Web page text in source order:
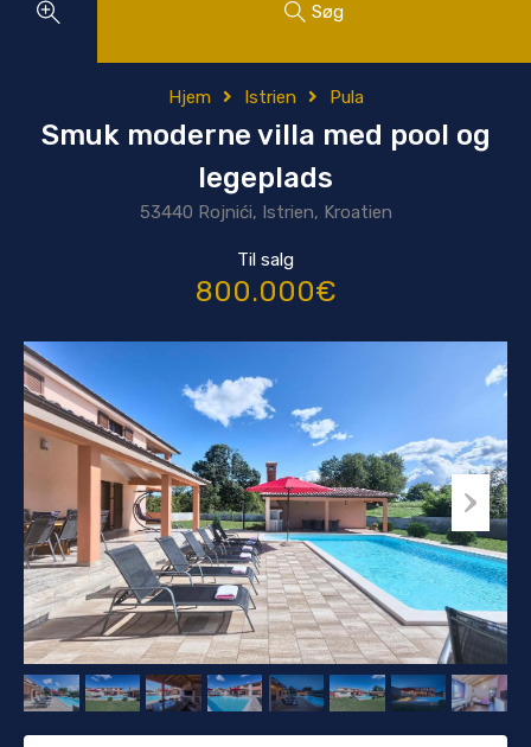
Søg
Hjem Istrien Pula
Smuk moderne villa med pool og
legeplads
53440 Rojnići, Istrien, Kroatien
Til salg
800.000€